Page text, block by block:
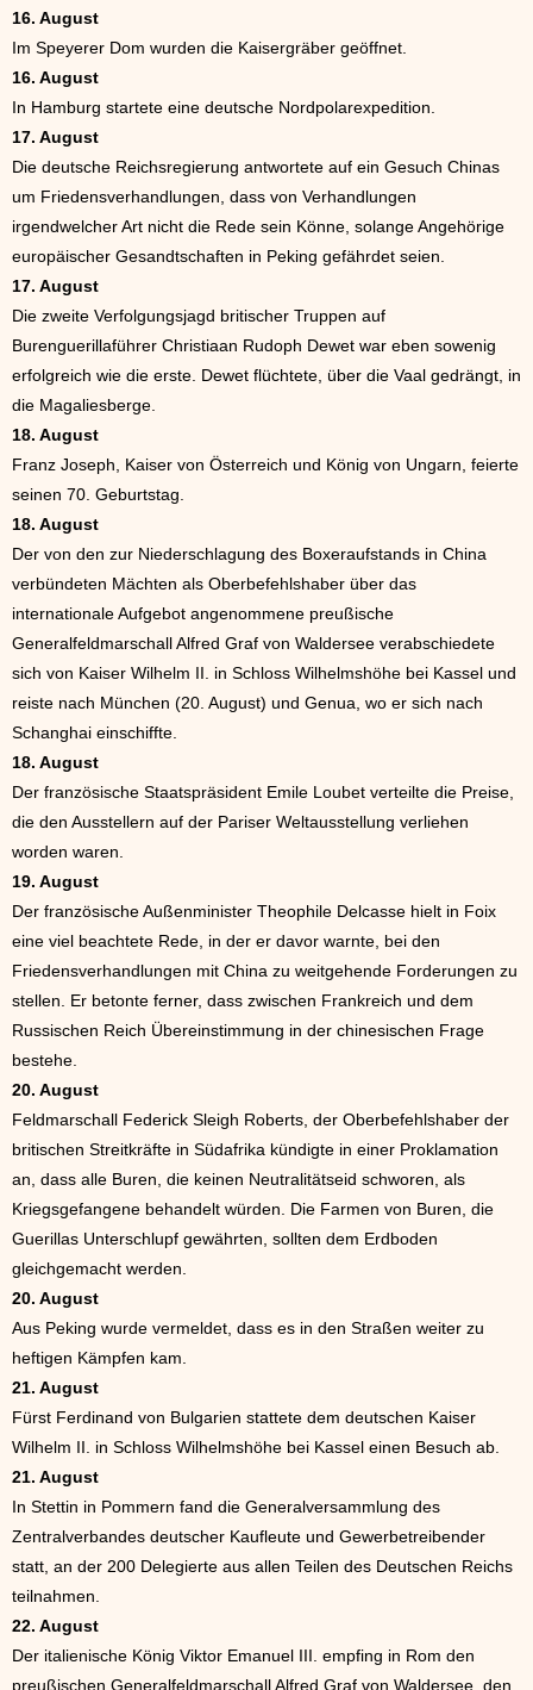
16. August
Im Speyerer Dom wurden die Kaisergräber geöffnet.
16. August
In Hamburg startete eine deutsche Nordpolarexpedition.
17. August
Die deutsche Reichsregierung antwortete auf ein Gesuch Chinas
um Friedensverhandlungen, dass von Verhandlungen
irgendwelcher Art nicht die Rede sein Könne, solange Angehörige
europäischer Gesandtschaften in Peking gefährdet seien.
17. August
Die zweite Verfolgungsjagd britischer Truppen auf
Burenguerillaführer Christiaan Rudoph Dewet war eben sowenig
erfolgreich wie die erste. Dewet flüchtete, über die Vaal gedrängt, in
die Magaliesberge.
18. August
Franz Joseph, Kaiser von Österreich und König von Ungarn, feierte
seinen 70. Geburtstag.
18. August
Der von den zur Niederschlagung des Boxeraufstands in China
verbündeten Mächten als Oberbefehlshaber über das
internationale Aufgebot angenommene preußische
Generalfeldmarschall Alfred Graf von Waldersee verabschiedete
sich von Kaiser Wilhelm II. in Schloss Wilhelmshöhe bei Kassel und
reiste nach München (20. August) und Genua, wo er sich nach
Schanghai einschiffte.
18. August
Der französische Staatspräsident Emile Loubet verteilte die Preise,
die den Ausstellern auf der Pariser Weltausstellung verliehen
worden waren.
19. August
Der französische Außenminister Theophile Delcasse hielt in Foix
eine viel beachtete Rede, in der er davor warnte, bei den
Friedensverhandlungen mit China zu weitgehende Forderungen zu
stellen. Er betonte ferner, dass zwischen Frankreich und dem
Russischen Reich Übereinstimmung in der chinesischen Frage
bestehe.
20. August
Feldmarschall Federick Sleigh Roberts, der Oberbefehlshaber der
britischen Streitkräfte in Südafrika kündigte in einer Proklamation
an, dass alle Buren, die keinen Neutralitätseid schworen, als
Kriegsgefangene behandelt würden. Die Farmen von Buren, die
Guerillas Unterschlupf gewährten, sollten dem Erdboden
gleichgemacht werden.
20. August
Aus Peking wurde vermeldet, dass es in den Straßen weiter zu
heftigen Kämpfen kam.
21. August
Fürst Ferdinand von Bulgarien stattete dem deutschen Kaiser
Wilhelm II. in Schloss Wilhelmshöhe bei Kassel einen Besuch ab.
21. August
In Stettin in Pommern fand die Generalversammlung des
Zentralverbandes deutscher Kaufleute und Gewerbetreibender
statt, an der 200 Delegierte aus allen Teilen des Deutschen Reichs
teilnahmen.
22. August
Der italienische König Viktor Emanuel III. empfing in Rom den
preußischen Generalfeldmarschall Alfred Graf von Waldersee, den